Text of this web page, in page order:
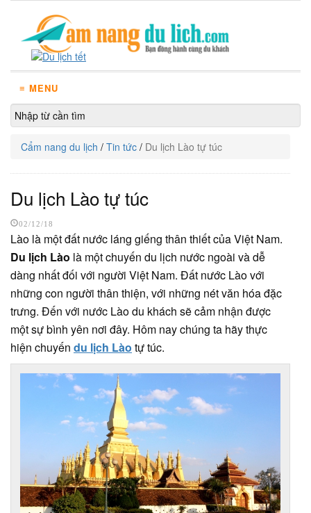
≡ MENU
Cẩm nang du lịch / Tin tức / Du lịch Lào tự túc
Du lịch Lào tự túc
02/12/18
Lào là một đất nước láng giếng thân thiết của Việt Nam.
Du lịch Lào là một chuyến du lịch nước ngoài và dễ
dàng nhất đối với người Việt Nam. Đất nước Lào với
những con người thân thiện, với những nét văn hóa đặc
trưng. Đến với nước Lào du khách sẽ cảm nhận được
một sự bình yên nơi đây. Hôm nay chúng ta hãy thực
hiện chuyến du lịch Lào tự túc.